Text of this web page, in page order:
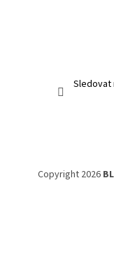
Sledovat
Copyright 2026